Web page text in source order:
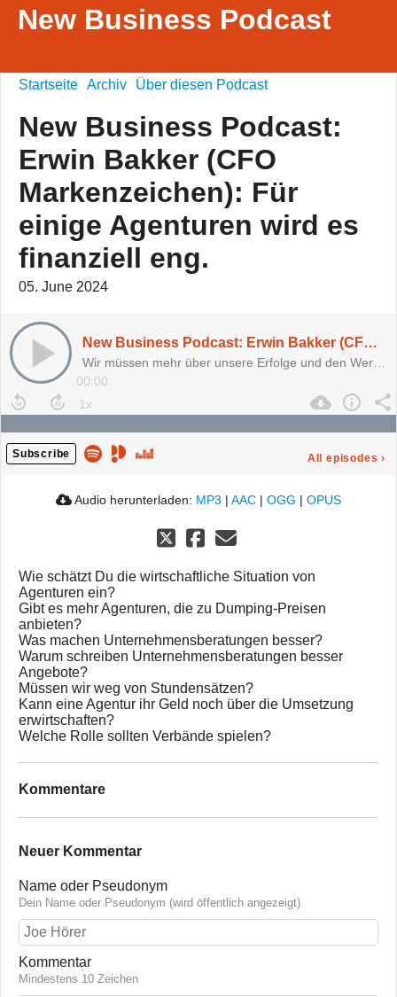
New Business Podcast
Startseite Archiv Über diesen Podcast
New Business Podcast:
Erwin Bakker (CFO
Markenzeichen): Für
einige Agenturen wird es
finanziell eng.
05. June 2024
New Business Podcast: Erwin Bakker (CFO Markenzeichen): Für einige Agenturen wird es finanziell eng.
00:00
Subscribe All episodes ›
Audio herunterladen: MP3 | AAC | OGG | OPUS
Wie schätzt Du die wirtschaftliche Situation von
Agenturen ein?
Gibt es mehr Agenturen, die zu Dumping-Preisen
anbieten?
Was machen Unternehmensberatungen besser?
Warum schreiben Unternehmensberatungen besser
Angebote?
Müssen wir weg von Stundensätzen?
Kann eine Agentur ihr Geld noch über die Umsetzung
erwirtschaften?
Welche Rolle sollten Verbände spielen?
Kommentare
Neuer Kommentar
Name oder Pseudonym
Dein Name oder Pseudonym (wird öffentlich angezeigt)
Kommentar
Mindestens 10 Zeichen